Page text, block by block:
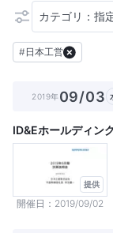
カテゴリ：指
# 日本工営
2019年09/03
提供
開催日 2019/09/02
ID&Eホールディン